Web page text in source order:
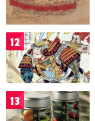
12
13